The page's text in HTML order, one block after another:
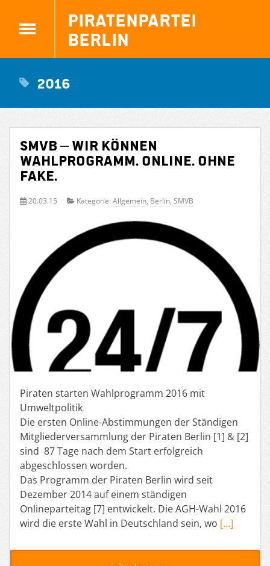
Piratenpartei
Berlin
2016
SMVB – Wir können
Wahlprogramm. Online. Ohne
Fake.
20.03.15 Kategorie: Allgemein, Berlin, SMVB
Piraten starten Wahlprogramm 2016 mit
Umweltpolitik
Die ersten Online-Abstimmungen der Ständigen
Mitgliederversammlung der Piraten Berlin [1] & [2]
sind 87 Tage nach dem Start erfolgreich
abgeschlossen worden.
Das Programm der Piraten Berlin wird seit
Dezember 2014 auf einem ständigen
Onlineparteitag [7] entwickelt. Die AGH-Wahl 2016
wird die erste Wahl in Deutschland sein, wo […]